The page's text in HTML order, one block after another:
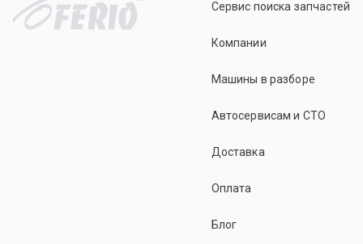
Сервис поиска запчастей
Компании
Машины в разборе
Автосервисам и СТО
Доставка
Оплата
Блог